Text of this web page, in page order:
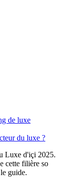
de luxe
du luxe ?
Luxe d'içi 2025.
cette filière so
guide.